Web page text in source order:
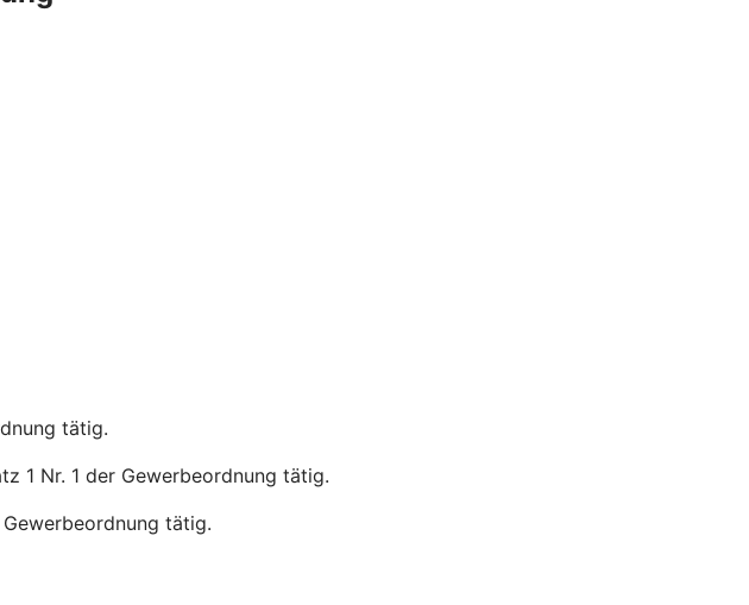
tätig.
1 Nr. 1 der Gewerbeordnung tätig.
tätig.